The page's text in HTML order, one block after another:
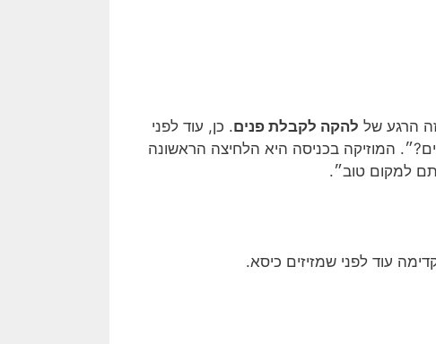
הרגע של להקה לקבלת פנים. כן, עוד לפני
המוזיקה בכניסה היא הלחיצה הראשונה
למקום טוב״.
עוד לפני שמזיזים כיסא.